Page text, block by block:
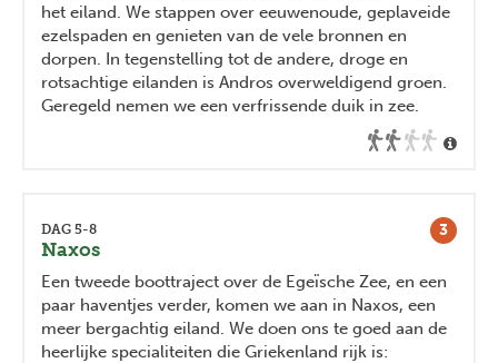
het eiland. We stappen over eeuwenoude, geplaveide
ezelspaden en genieten van de vele bronnen en
dorpen. In tegenstelling tot de andere, droge en
rotsachtige eilanden is Andros overweldigend groen.
Geregeld nemen we een verfrissende duik in zee.
3
DAG 5-8
Naxos
Een tweede boottraject over de Egeïsche Zee, en een
paar haventjes verder, komen we aan in Naxos, een
meer bergachtig eiland. We doen ons te goed aan de
heerlijke specialiteiten die Griekenland rijk is: